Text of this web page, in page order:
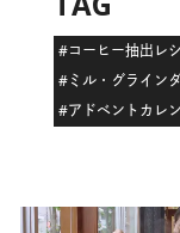
#コーヒー抽出レ
#ミル・グライン
#アドベントカレ